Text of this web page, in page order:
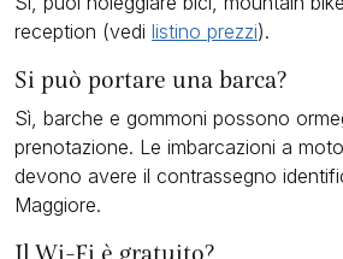
reception (vedi listino prezzi).
Si può portare una barca?
Sì, barche e gommoni possono
prenotazione. Le imbarcazioni a
devono avere il contrassegno
Maggiore.
Il Wi-Fi è gratuito?